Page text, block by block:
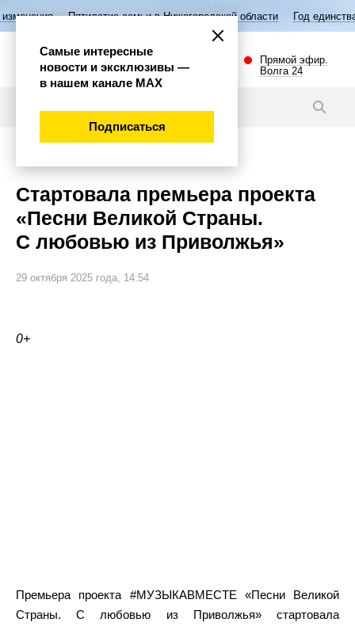
Пятилетие семьи в Нижегородской области Год единства народов
Прямой эфир.
Волга 24
Стартовала премьера проекта
«Песни Великой Страны.
С любовью из Приволжья»
29 октября 2025 года, 14:54
0+
Премьера проекта #МУЗЫКАВМЕСТЕ «Песни Великой
Страны. С любовью из Приволжья» стартовала
Самые интересные
новости и эксклюзивы —
в нашем канале МАХ
Подписаться